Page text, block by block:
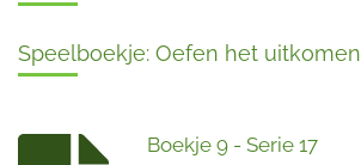
Speelboekje: Oefen het uitkomen
Boekje 9 - Serie 17